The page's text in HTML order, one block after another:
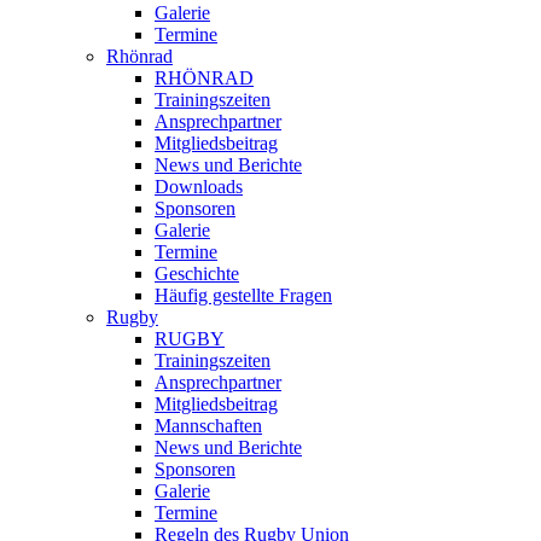
Galerie
Termine
Rhönrad
RHÖNRAD
Trainingszeiten
Ansprechpartner
Mitgliedsbeitrag
News und Berichte
Downloads
Sponsoren
Galerie
Termine
Geschichte
Häufig gestellte Fragen
Rugby
RUGBY
Trainingszeiten
Ansprechpartner
Mitgliedsbeitrag
Mannschaften
News und Berichte
Sponsoren
Galerie
Termine
Regeln des Rugby Union